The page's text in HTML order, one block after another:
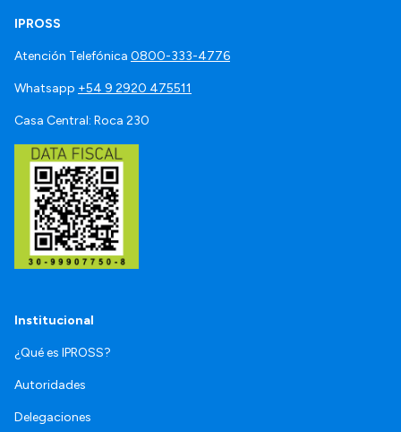
IPROSS
Atención Telefónica 0800-333-4776
Whatsapp +54 9 2920 475511
Casa Central: Roca 230
Institucional
¿Qué es IPROSS?
Autoridades
Delegaciones